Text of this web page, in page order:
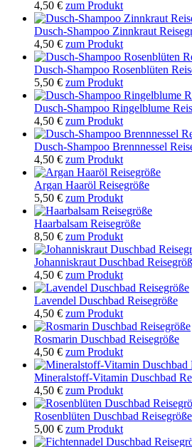
4,50 € zum Produkt
Dusch-Shampoo Zinnkraut
4,50 € zum Produkt
Dusch-Shampoo Rosenblüten
5,50 € zum Produkt
Dusch-Shampoo Ringelblume
4,50 € zum Produkt
Dusch-Shampoo Brennnessel
4,50 € zum Produkt
Argan Haaröl Reisegröße
5,50 € zum Produkt
Haarbalsam Reisegröße
8,50 € zum Produkt
Johanniskraut Duschbad
4,50 € zum Produkt
Lavendel Duschbad Reisegröße
4,50 € zum Produkt
Rosmarin Duschbad Reisegröße
4,50 € zum Produkt
Mineralstoff-Vitamin Duschbad
4,50 € zum Produkt
Rosenblüten Duschbad Reisegröße
5,00 € zum Produkt